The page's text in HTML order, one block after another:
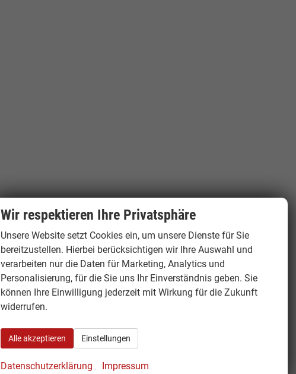
Wir respektieren Ihre Privatsphäre
Unsere Website setzt Cookies ein, um unsere Dienste für Sie
bereitzustellen. Hierbei berücksichtigen wir Ihre Auswahl und
verarbeiten nur die Daten für Marketing, Analytics und
Personalisierung, für die Sie uns Ihr Einverständnis geben. Sie
können Ihre Einwilligung jederzeit mit Wirkung für die Zukunft
widerrufen.
Alle akzeptieren Einstellungen
Datenschutzerklärung Impressum